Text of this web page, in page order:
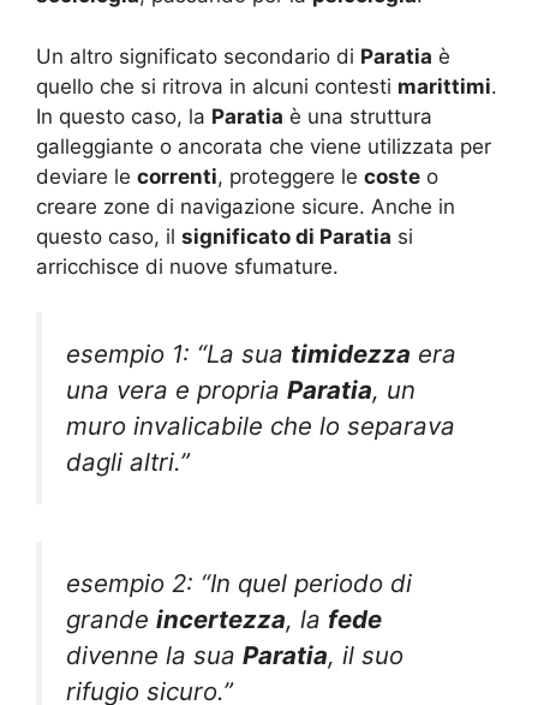
Un altro significato secondario di Paratia è
quello che si ritrova in alcuni contesti marittimi.
In questo caso, la Paratia è una struttura
galleggiante o ancorata che viene utilizzata per
deviare le correnti, proteggere le coste o
creare zone di navigazione sicure. Anche in
questo caso, il significato di Paratia si
arricchisce di nuove sfumature.
esempio 1: “La sua timidezza era
una vera e propria Paratia, un
muro invalicabile che lo separava
dagli altri.”
esempio 2: “In quel periodo di
grande incertezza, la fede
divenne la sua Paratia, il suo
rifugio sicuro.”